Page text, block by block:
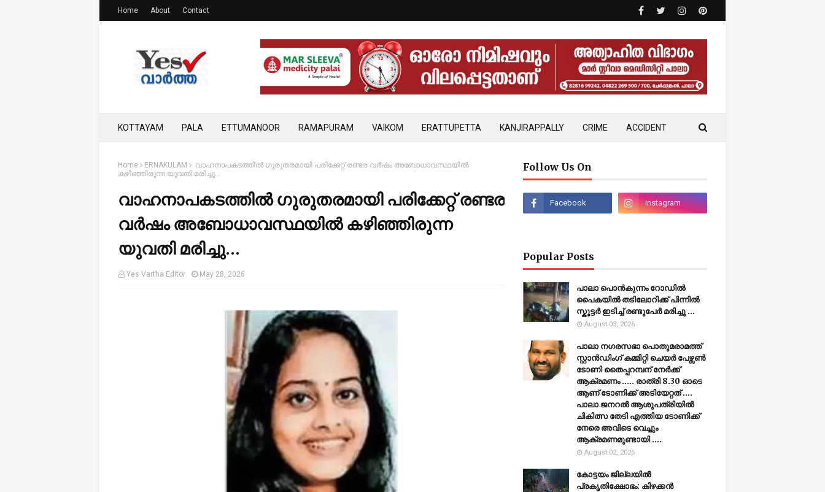
Home About Contact
KOTTAYAM PALA ETTUMANOOR RAMAPURAM VAIKOM ERATTUPETTA KANJIRAPPALLY CRIME ACCIDENT
Home ERNAKULAM
വാഹനാപകടത്തിൽ ഗുരുതരമായി പരിക്കേറ്റ് രണ്ടര വർഷം അബോധാവസ്ഥയിൽ
കഴിഞ്ഞിരുന്ന യുവതി മരിച്ചു…
വാഹനാപകടത്തിൽ ഗുരുതരമായി പരിക്കേറ്റ് രണ്ടര
വർഷം അബോധാവസ്ഥയിൽ കഴിഞ്ഞിരുന്ന
യുവതി മരിച്ചു…
Yes Vartha Editor May 28, 2026
Follow Us On
Popular Posts
പാലാ പൊൻകുന്നം റോഡിൽ
പൈകയിൽ തടിലോറിക്ക് പിന്നിൽ
സ്കൂട്ടർ ഇടിച്ച് രണ്ടുപേർ മരിച്ചു ...
August 03, 2026
പാലാ നഗരസഭാ പൊതുമരാമത്ത്
സ്റ്റാൻഡിംഗ് കമ്മിറ്റി ചെയർ പേഴ്സൺ
ടോണി തൈപ്പറമ്പന് നേർക്ക്
ആക്രമണം ..... രാത്രി 8.30 ഓടെ
ആണ് ടോണിക്ക് അടിയേറ്റത് ....
പാലാ ജനറൽ ആശുപത്രിയിൽ
ചികിത്സ തേടി എത്തിയ ടോണിക്ക്
നേരെ അവിടെ വെച്ചും
ആക്രമണമുണ്ടായി ....
August 02, 2026
കോട്ടയം ജില്ലയില്‍
പ്രകൃതിക്ഷോഭം: കിഴക്കന്‍